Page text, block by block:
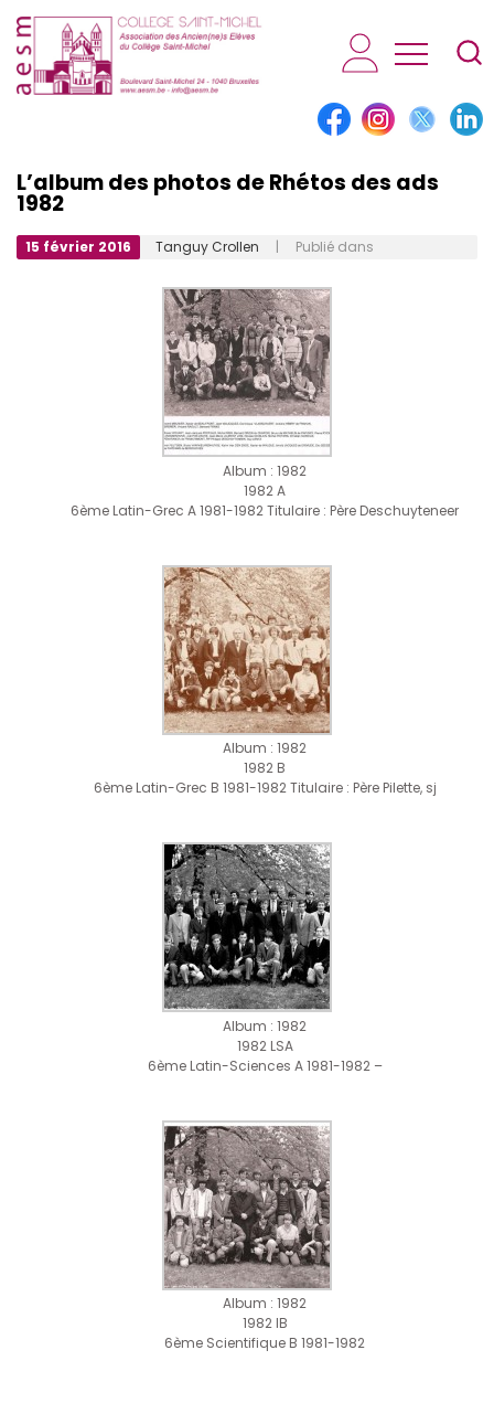
AESM...
L’album des photos de Rhétos des ads
1982
15 février 2016 Tanguy Crollen | Publié dans
Album : 1982
1982 A
6ème Latin-Grec A 1981-1982 Titulaire : Père Deschuyteneer
Album : 1982
1982 B
6ème Latin-Grec B 1981-1982 Titulaire : Père Pilette, sj
Album : 1982
1982 LSA
6ème Latin-Sciences A 1981-1982 –
Album : 1982
1982 IB
6ème Scientifique B 1981-1982